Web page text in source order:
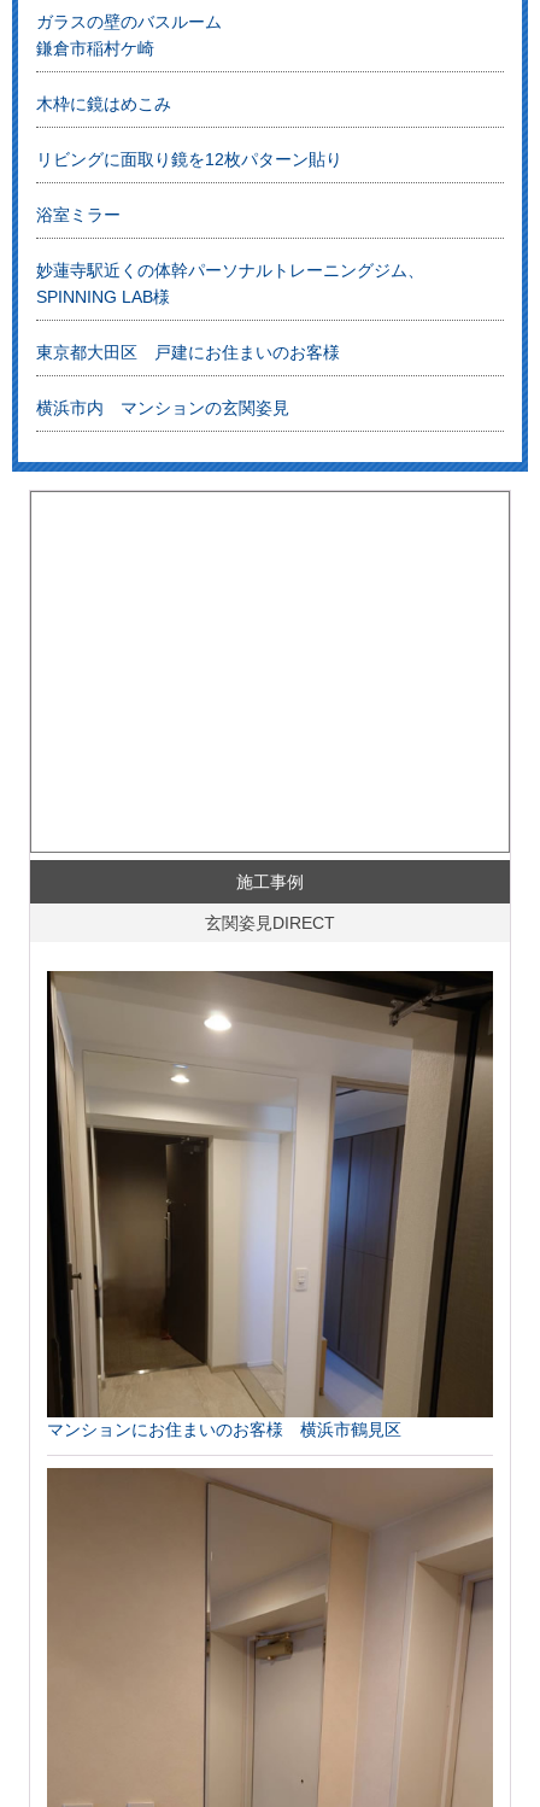
ガラスの壁のバスルーム
鎌倉市稲村ケ崎
木枠に鏡はめこみ
リビングに面取り鏡を12枚パターン貼り
浴室ミラー
妙蓮寺駅近くの体幹パーソナルトレーニングジム、
SPINNING LAB様
東京都大田区 戸建にお住まいのお客様
横浜市内 マンションの玄関姿見
施工事例
玄関姿見DIRECT
マンションにお住まいのお客様 横浜市鶴見区